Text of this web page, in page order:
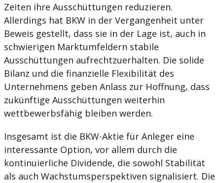
Zeiten ihre Ausschüttungen reduzieren.
Allerdings hat BKW in der Vergangenheit unter
Beweis gestellt, dass sie in der Lage ist, auch in
schwierigen Marktumfeldern stabile
Ausschüttungen aufrechtzuerhalten. Die solide
Bilanz und die finanzielle Flexibilität des
Unternehmens geben Anlass zur Hoffnung, dass
zukünftige Ausschüttungen weiterhin
wettbewerbsfähig bleiben werden.
Insgesamt ist die BKW-Aktie für Anleger eine
interessante Option, vor allem durch die
kontinuierliche Dividende, die sowohl Stabilität
als auch Wachstumsperspektiven signalisiert. Die